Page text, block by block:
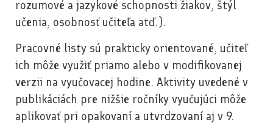
rozumové a jazykové schopnosti žiakov, štýl
učenia, osobnosť učiteľa atď.).
Pracovné listy sú prakticky orientované, učiteľ
ich môže využiť priamo alebo v modifikovanej
verzii na vyučovacej hodine. Aktivity uvedené v
publikáciách pre nižšie ročníky vyučujúci môže
aplikovať pri opakovaní a utvrdzovaní aj v 9.